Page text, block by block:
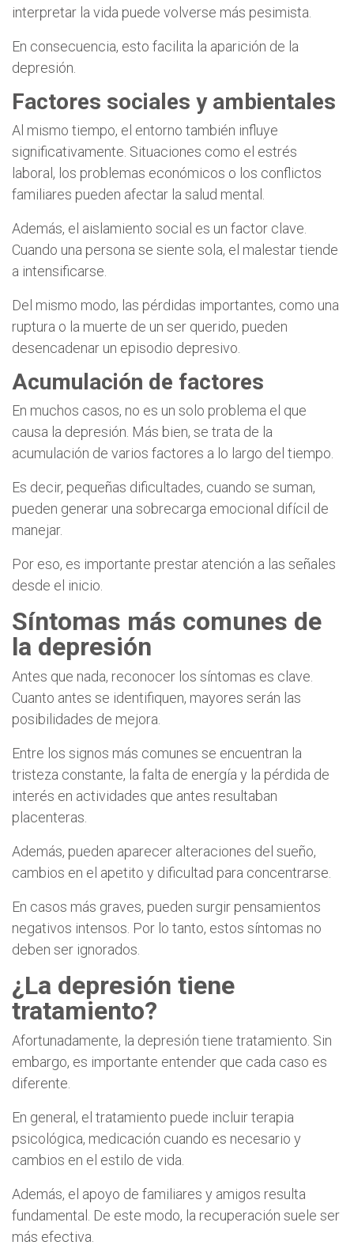
interpretar la vida puede volverse más pesimista.
En consecuencia, esto facilita la aparición de la
depresión.
Factores sociales y ambientales
Al mismo tiempo, el entorno también influye
significativamente. Situaciones como el estrés
laboral, los problemas económicos o los conflictos
familiares pueden afectar la salud mental.
Además, el aislamiento social es un factor clave.
Cuando una persona se siente sola, el malestar tiende
a intensificarse.
Del mismo modo, las pérdidas importantes, como una
ruptura o la muerte de un ser querido, pueden
desencadenar un episodio depresivo.
Acumulación de factores
En muchos casos, no es un solo problema el que
causa la depresión. Más bien, se trata de la
acumulación de varios factores a lo largo del tiempo.
Es decir, pequeñas dificultades, cuando se suman,
pueden generar una sobrecarga emocional difícil de
manejar.
Por eso, es importante prestar atención a las señales
desde el inicio.
Síntomas más comunes de
la depresión
Antes que nada, reconocer los síntomas es clave.
Cuanto antes se identifiquen, mayores serán las
posibilidades de mejora.
Entre los signos más comunes se encuentran la
tristeza constante, la falta de energía y la pérdida de
interés en actividades que antes resultaban
placenteras.
Además, pueden aparecer alteraciones del sueño,
cambios en el apetito y dificultad para concentrarse.
En casos más graves, pueden surgir pensamientos
negativos intensos. Por lo tanto, estos síntomas no
deben ser ignorados.
¿La depresión tiene
tratamiento?
Afortunadamente, la depresión tiene tratamiento. Sin
embargo, es importante entender que cada caso es
diferente.
En general, el tratamiento puede incluir terapia
psicológica, medicación cuando es necesario y
cambios en el estilo de vida.
Además, el apoyo de familiares y amigos resulta
fundamental. De este modo, la recuperación suele ser
más efectiva.